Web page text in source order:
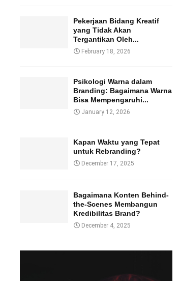
Pekerjaan Bidang Kreatif
yang Tidak Akan
Tergantikan Oleh...
February 18, 2026
Psikologi Warna dalam
Branding: Bagaimana Warna
Bisa Mempengaruhi...
January 12, 2026
Kapan Waktu yang Tepat
untuk Rebranding?
December 17, 2025
Bagaimana Konten Behind-
the-Scenes Membangun
Kredibilitas Brand?
December 4, 2025